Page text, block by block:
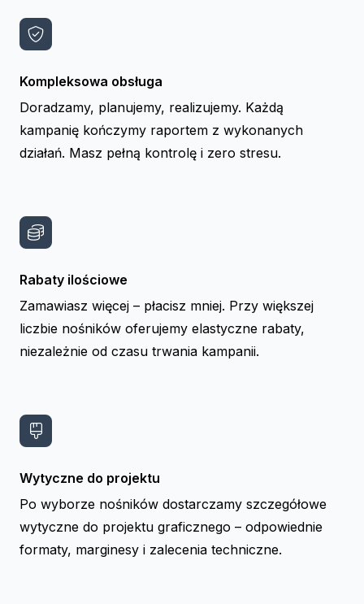
Kompleksowa obsługa
Doradzamy, planujemy, realizujemy. Każdą
kampanię kończymy raportem z wykonanych
działań. Masz pełną kontrolę i zero stresu.
Rabaty ilościowe
Zamawiasz więcej – płacisz mniej. Przy większej
liczbie nośników oferujemy elastyczne rabaty,
niezależnie od czasu trwania kampanii.
Wytyczne do projektu
Po wyborze nośników dostarczamy szczegółowe
wytyczne do projektu graficznego – odpowiednie
formaty, marginesy i zalecenia techniczne.